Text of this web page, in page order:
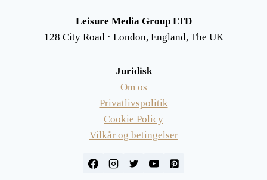
Leisure Media Group LTD
128 City Road · London, England, The UK
Juridisk
Om os
Privatlivspolitik
Cookie Policy
Vilkår og betingelser